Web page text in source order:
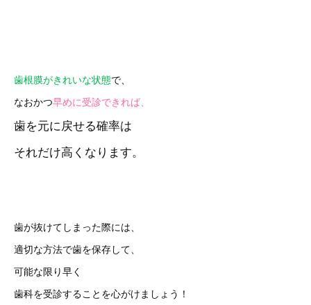
歯根膜がきれいな状態で、
なおかつ早めに受診できれば、
歯を元に戻せる確率は
それだけ高くなります。
歯が抜けてしまった際には、
適切な方法で歯を保存して、
可能な限り早く
歯科を受診することを心がけましょう！